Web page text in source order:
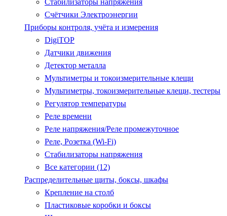
Стабилизаторы напряжения
Счётчики Электроэнергии
Приборы контроля, учёта и измерения
DigiTOP
Датчики движения
Детектор металла
Мультиметры и токоизмерительные клещи
Мультиметры, токоизмерительные клещи, тестеры
Регулятор температуры
Реле времени
Реле напряжения/Реле промежуточное
Реле, Розетка (Wi-Fi)
Стабилизаторы напряжения
Все категории (12)
Распределительные щиты, боксы, шкафы
Крепление на столб
Пластиковые коробки и боксы